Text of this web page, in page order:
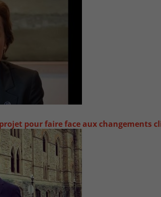
pour faire face aux changements